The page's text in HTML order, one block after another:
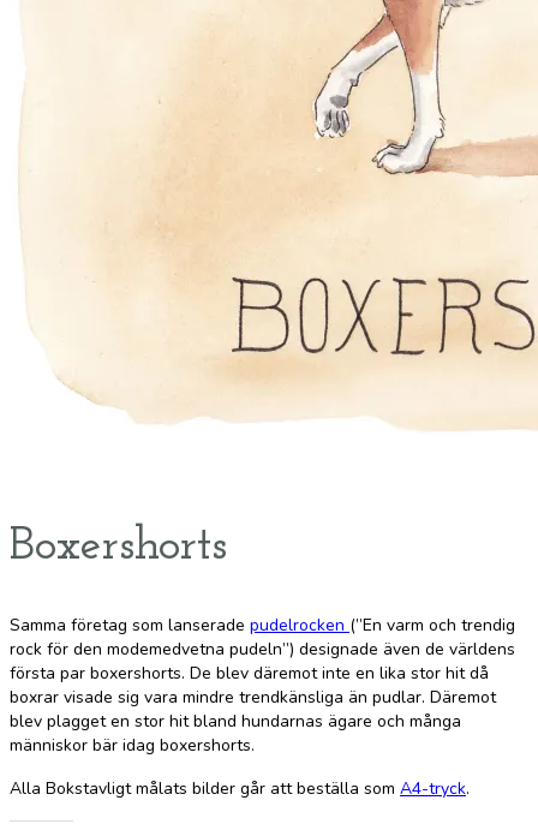
Boxershorts
Samma företag som lanserade pudelrocken (”En varm och trendig
rock för den modemedvetna pudeln”) designade även de världens
första par boxershorts. De blev däremot inte en lika stor hit då
boxrar visade sig vara mindre trendkänsliga än pudlar. Däremot
blev plagget en stor hit bland hundarnas ägare och många
människor bär idag boxershorts.
Alla Bokstavligt målats bilder går att beställa som A4-tryck.